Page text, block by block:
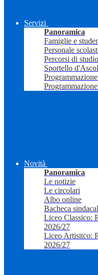
Servizi
Panoramica
Famiglie e
Personale
Percorsi di studio
Sportello
Novità
Panoramica
Le notizie
Le circolari
Albo online
Bacheca
Liceo Classico:
2026/27
Liceo Artisitco:
2026/27